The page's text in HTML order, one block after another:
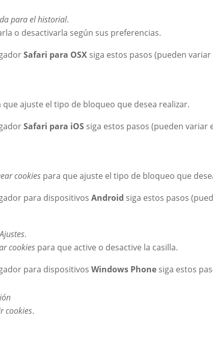
para el historial.
o desactivarla según sus preferencias.
Safari para OSX siga estos pasos (pueden
que ajuste el tipo de bloqueo que desea realizar.
Safari para iOS siga estos pasos (pueden variar
cookies para que ajuste el tipo de bloqueo que
para dispositivosAndroid siga estos pasos
Ajustes.
cookies para que active o desactive la casilla.
para dispositivosWindows Phone siga estos
cookies.